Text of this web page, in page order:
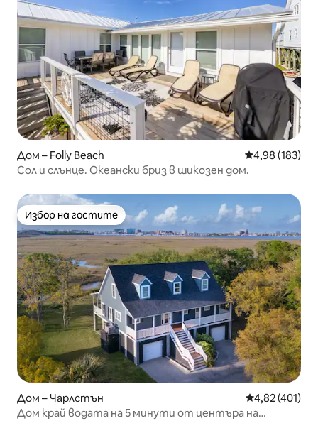
Дом – Folly Beach Средна
4,98 (183)
Сол и слънце. Океански бриз в шикозен дом.
Избор на гостите
Избор на гостите
Дом – Чарлстън Средна
4,82 (401)
Дом край водата на 5 минути от центъра на